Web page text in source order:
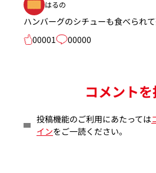
はるの
ハンバーグのシチューも食べられて
00001
00000
コメント
投稿機能のご利用にあたっては
インをご一読ください。